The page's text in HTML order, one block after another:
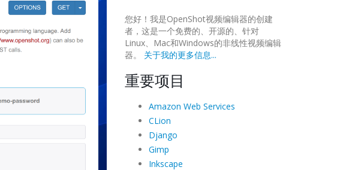
您好！我是OpenShot视频编辑器的创建
者，这是一个免费的、开源的、针对
Linux、Mac和Windows的非线性视频编辑
器。 关于我的更多信息...
重要项目
Amazon Web Services
CLion
Django
Gimp
Inkscape